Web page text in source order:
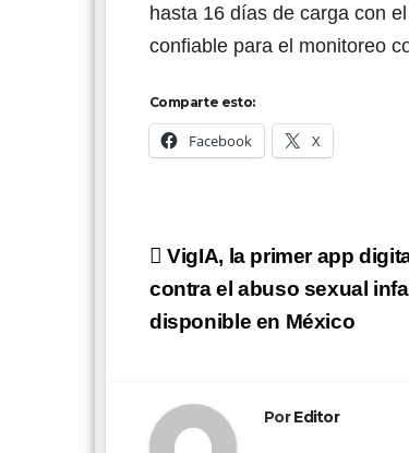
hasta 16 días de carga con
confiable para el monitoreo
Comparte esto:
Facebook X
Navegación
de
entradas
VigIA, la primer app
contra el abuso sexual
disponible en México
PorEditor